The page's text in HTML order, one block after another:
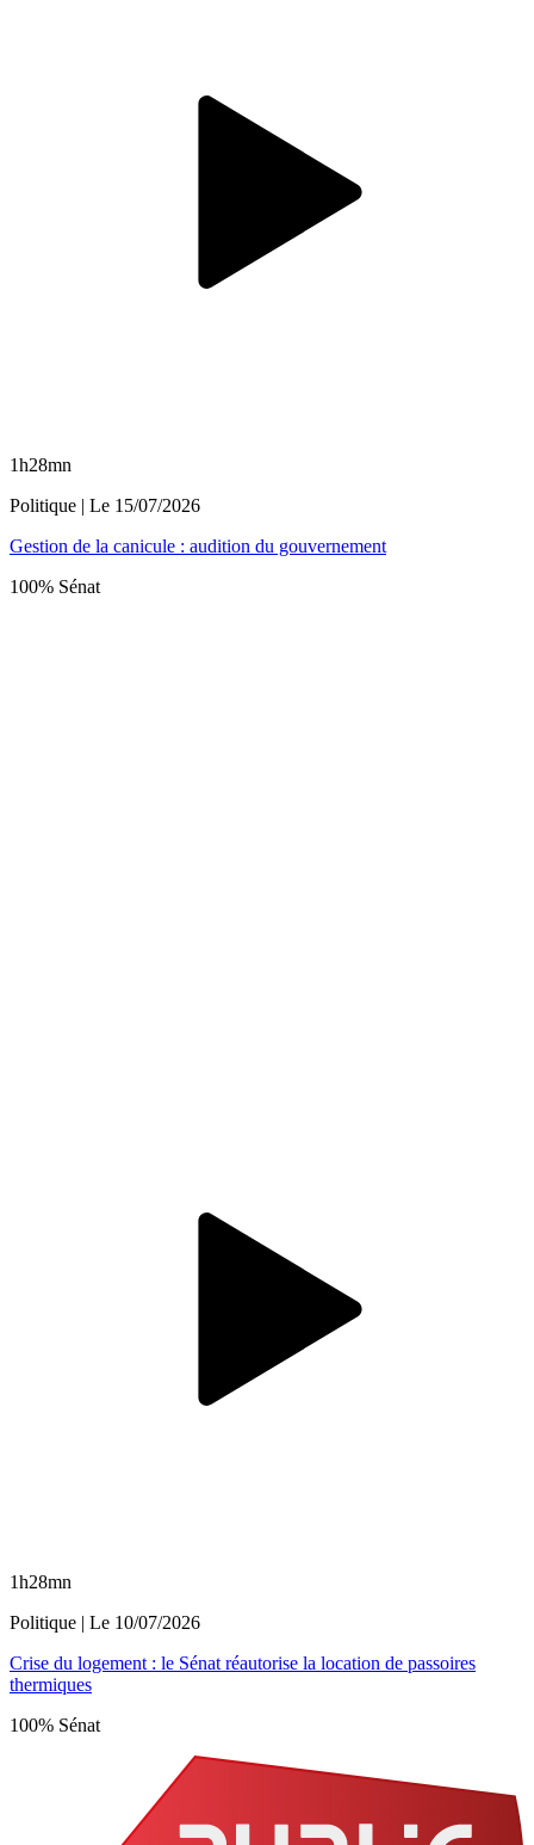
1h28mn
Politique | Le 15/07/2026
Gestion de la canicule : audition du gouvernement
100% Sénat
1h28mn
Politique | Le 10/07/2026
Crise du logement : le Sénat réautorise la location de passoires
thermiques
100% Sénat